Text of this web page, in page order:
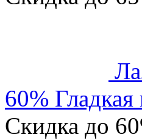
60%
Скидка до